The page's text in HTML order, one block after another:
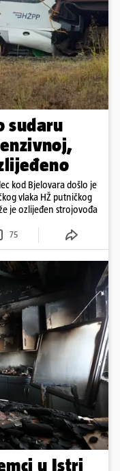
sudaru
kod Bjelovara došlo je
vlaka HŽ putničkog
je ozlijeđen strojovođa
75
u Istri